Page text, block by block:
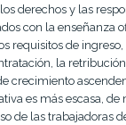
derechos y las
con la enseñanza
requisitos de
la
crecimiento
es más escasa, de
de las trabajadoras